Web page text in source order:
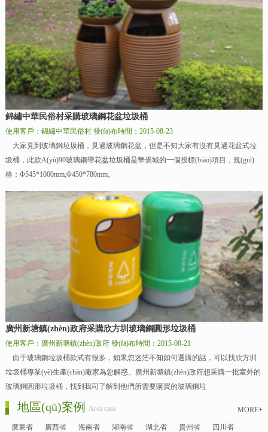
錦繡中華民俗村采購玻璃鋼花盆垃圾桶
使用客戶：錦繡中華民俗村 發(fā)布時間：2015-08-23
大家見到玻璃鋼垃圾桶，見過玻璃鋼花盆，但是不知大家有沒有見過花盆式垃
圾桶，此款A(yù)90玻璃鋼帶花盆垃圾桶是華僑城的一個投標(biāo)項目，規(guī)
格：Φ545*1000mm,Φ450*780mm。
廣州新塘鎮(zhèn)政府采購欣方圳玻璃鋼圓形垃圾桶
使用客戶：廣州新塘鎮(zhèn)政府 發(fā)布時間：2015-08-21
由于玻璃鋼垃圾桶款式有很多，如果您迷茫不知如何選購的話，可以找欣方圳
垃圾桶專業(yè)生產(chǎn)廠家為您解惑。廣州新塘鎮(zhèn)政府想采購一批室外的
玻璃鋼圓形垃圾桶，找到我司了解到他們所需要購買的玻璃鋼垃
MORE+
地區(qū)案例 Area case
廣東省 廣西省 海南省 湖南省 湖北省 貴州省 四川省